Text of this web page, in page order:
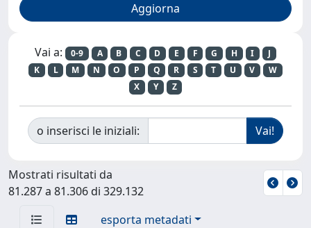
Vai a: 0-9 A B C D E F G H I
J
K
L M N O P Q R S T U V
W
X
Y Z
o inserisci le iniziali:
Mostrati risultati da
81.287 a 81.306 di 329.132
esporta metadati